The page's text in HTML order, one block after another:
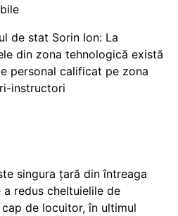
de stat Sorin Ion: La
din zona tehnologică există
personal calificat pe zona
instructori
singura țară din întreaga
a redus cheltuielile de
de locuitor, în ultimul